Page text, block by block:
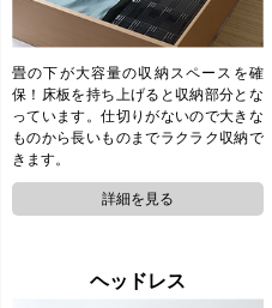
畳の下が大容量の収納スペースを確
保！床板を持ち上げると収納部分とな
っています。仕切りがないので大きな
ものから長いものまでラクラク収納で
きます。
ヘッドレス